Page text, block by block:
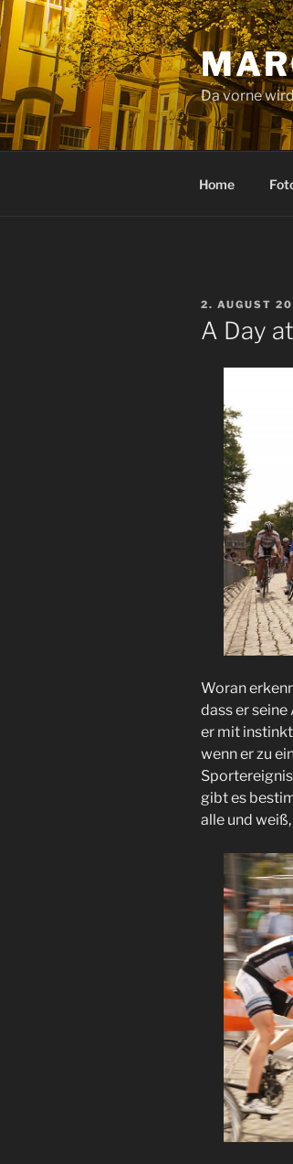
Zum
Inhalt
springen
Da vorne
Home
AM
2. AUGUST
A Day
Woran
dass er
er mit
wenn er zu
gibt es
alle und